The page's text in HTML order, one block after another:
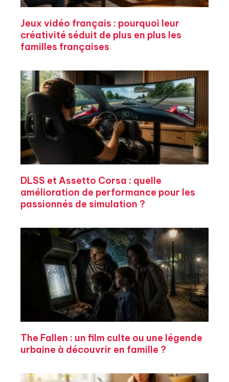
Jeux vidéo français : pourquoi leur
créativité séduit de plus en plus les
familles françaises
DLSS et Assetto Corsa : quelle
amélioration de performance pour les
passionnés de simulation ?
The Fallen : un film culte ou une légende
urbaine à découvrir en famille ?